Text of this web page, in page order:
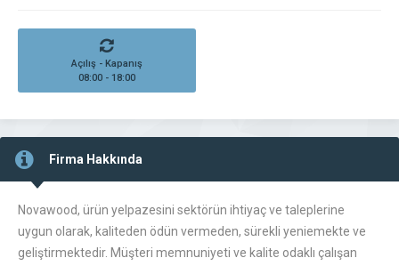
Açılış - Kapanış
08:00 - 18:00
Firma Hakkında
Novawood, ürün yelpazesini sektörün ihtiyaç ve taleplerine
uygun olarak, kaliteden ödün vermeden, sürekli yeniemekte ve
geliştirmektedir. Müşteri memnuniyeti ve kalite odaklı çalışan